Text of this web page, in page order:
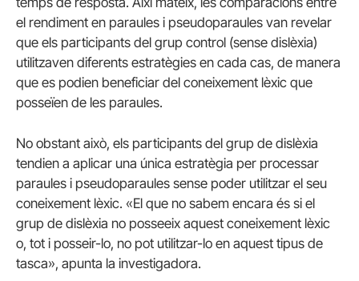
el rendiment en paraules i pseudoparaules van revelar
que els participants del grup control (sense dislèxia)
utilitzaven diferents estratègies en cada cas, de manera
que es podien beneficiar del coneixement lèxic que
posseïen de les paraules.
No obstant això, els participants del grup de dislèxia
tendien a aplicar una única estratègia per processar
paraules i pseudoparaules sense poder utilitzar el seu
coneixement lèxic. «El que no sabem encara és si el
grup de dislèxia no posseeix aquest coneixement lèxic
o, tot i posseir-lo, no pot utilitzar-lo en aquest tipus de
tasca», apunta la investigadora.